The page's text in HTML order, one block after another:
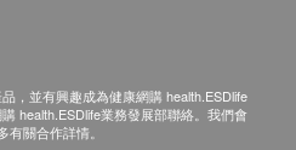
，並有興趣成為健康網購 health.ESDlife
health.ESDlife業務發展部聯絡。我們會
關合作詳情。